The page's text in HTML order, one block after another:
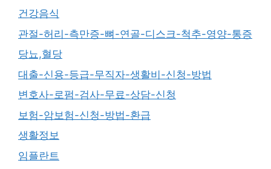
건강음식
관절-허리-측만증-뼈-연골-디스크-척추-영양-통증
당뇨,혈당
대출-신용-등급-무직자-생활비-신청-방법
변호사-로펌-검사-무료-상담-신청
보험-암보험-신청-방법-환급
생활정보
임플란트